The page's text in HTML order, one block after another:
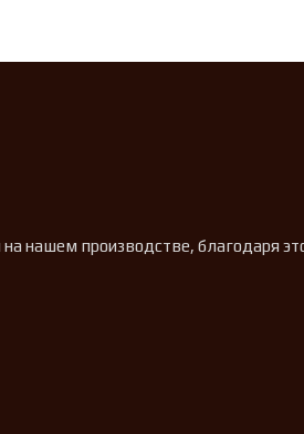
нашем производстве, благодаря